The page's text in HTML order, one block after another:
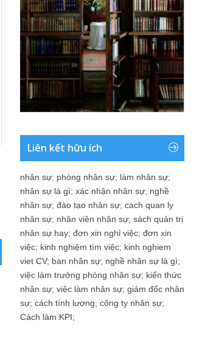
Liên kết hữu ích
nhân sự; phòng nhân sự; làm nhân sự;
nhân sự là gì; xác nhận nhân sự; nghề
nhân sự; đào tạo nhân sự; cach quan ly
nhân sự; nhân viên nhân sự; sách quản trị
nhân sự hay; đơn xin nghỉ việc; đơn xin
việc; kinh nghiệm tìm việc; kinh nghiem
viet CV; ban nhân sự; nghề nhân sự là gì;
việc làm trưởng phòng nhân sự; kiến thức
nhân sự; việc làm nhân sự; giám đốc nhân
sự; cách tính lương; công ty nhân sự;
Cách làm KPI;